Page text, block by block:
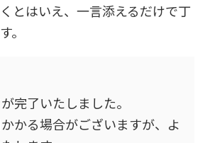
とはいえ、一言添えるだけで丁
。
完了いたしました。
かる場合がございますが、よ